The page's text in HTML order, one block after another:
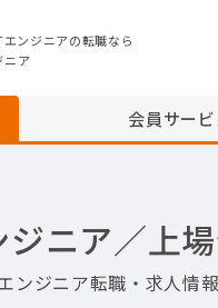
ンジニアの転職なら
ニア
会員サービ
ニア／上
ジニア転職・求人情